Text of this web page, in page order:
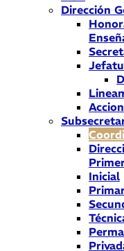
Dirección
Inicial